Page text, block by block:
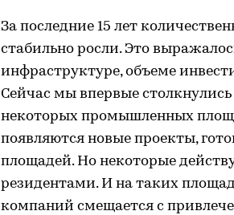
За последние 15 лет
стабильно росли. Это
инфраструктуре, объеме
Сейчас мы впервые
некоторых промышленных
появляются новые проекты,
площадей. Но некоторые
резидентами. И на таких
компаний смещается с